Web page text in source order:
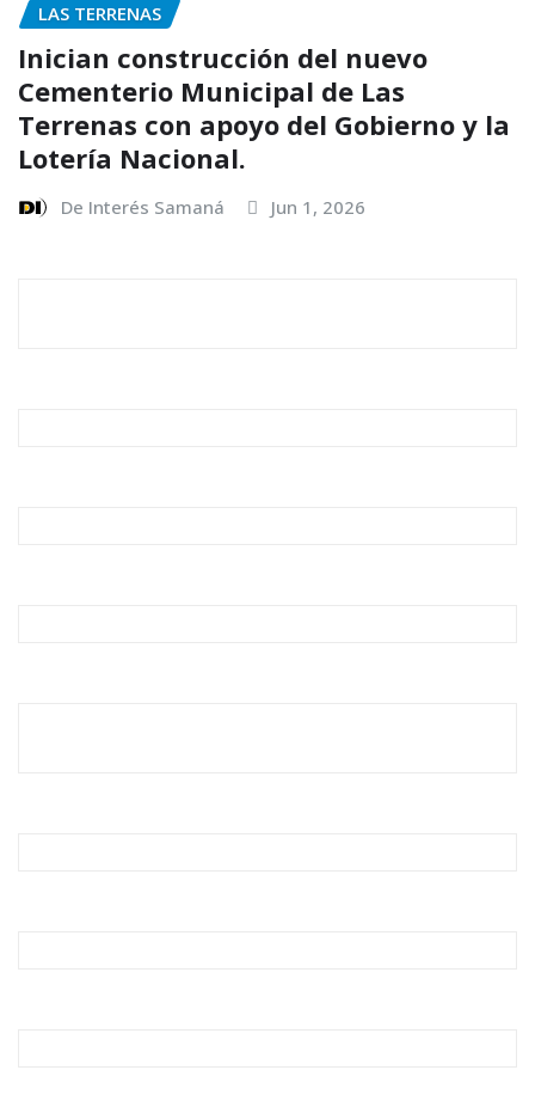
LAS TERRENAS
Inician construcción del nuevo
Cementerio Municipal de Las
Terrenas con apoyo del Gobierno y la
Lotería Nacional.
De Interés Samaná Jun 1, 2026